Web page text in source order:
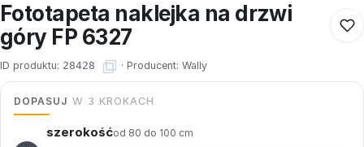
Fototapeta naklejka na drzwi
góry FP 6327
ID produktu: 28428 · Producent: Wally
DOPASUJ W 3 KROKACH
szerokośćod 80 do 100 cm